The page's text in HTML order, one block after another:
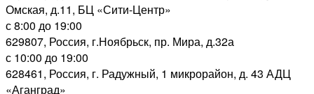
Омская, д.11, БЦ «Сити-Центр»
с 8:00 до 19:00
629807, Россия, г.Ноябрьск, пр. Мира, д.32а
с 10:00 до 19:00
628461, Россия, г. Радужный, 1 микрорайон, д. 43 АДЦ
«Аганград»